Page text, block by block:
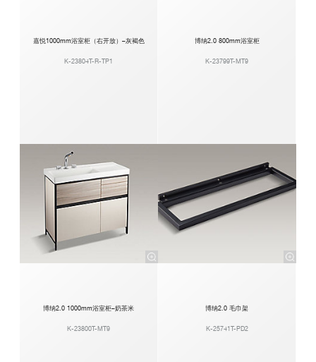
嘉悦1000mm浴室柜（右开放）–灰褐色
K-23804T-R-TP1
博纳2.0 800mm浴室柜
K-23799T-MT9
博纳2.0 1000mm浴室柜–奶茶米
K-23800T-MT9
博纳2.0 毛巾架
K-25741T-PD2